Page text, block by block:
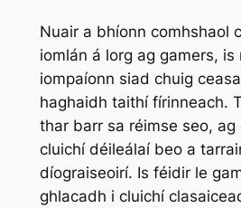
Nuair a bhíonn comhshaol
iomlán á lorg ag gamers, is
iompaíonn siad chuig
haghaidh taithí fírinneach.
thar barr sa réimse seo, ag
cluichí déileálaí beo a
díograiseoirí. Is féidir le
ghlacadh i cluichí